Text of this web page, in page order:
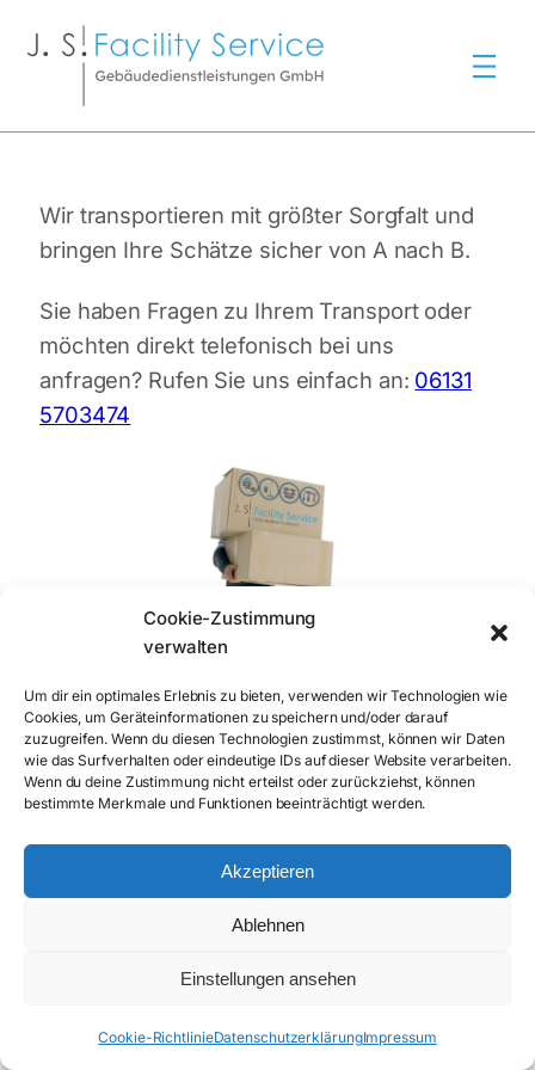
Cookie-Zustimmung
verwalten
Um dir ein optimales Erlebnis zu bieten, verwenden wir Technologien wie
Cookies, um Geräteinformationen zu speichern und/oder darauf
zuzugreifen. Wenn du diesen Technologien zustimmst, können wir Daten
wie das Surfverhalten oder eindeutige IDs auf dieser Website verarbeiten.
Wenn du deine Zustimmung nicht erteilst oder zurückziehst, können
bestimmte Merkmale und Funktionen beeinträchtigt werden.
Akzeptieren
Ablehnen
Einstellungen ansehen
Cookie-RichtlinieDatenschutzerklärungImpressum
Inhalt
Wir transportieren mit größter Sorgfalt und
bringen Ihre Schätze sicher von A nach B.
Sie haben Fragen zu Ihrem Transport oder
möchten direkt telefonisch bei uns
anfragen? Rufen Sie uns einfach an: 06131
5703474
ANRUFEN ANFRAGEFORMULAR E-MAIL